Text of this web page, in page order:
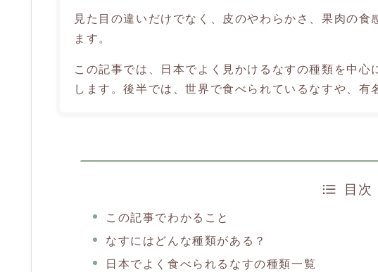
見た目の違いだけでなく、皮のやわらかさ、果肉の
ます。
この記事では、日本でよく見かけるなすの種類を中
します。後半では、世界で食べられているなすや、有
目次
この記事でわかること
なすにはどんな種類がある？
日本でよく食べられるなすの種類一覧